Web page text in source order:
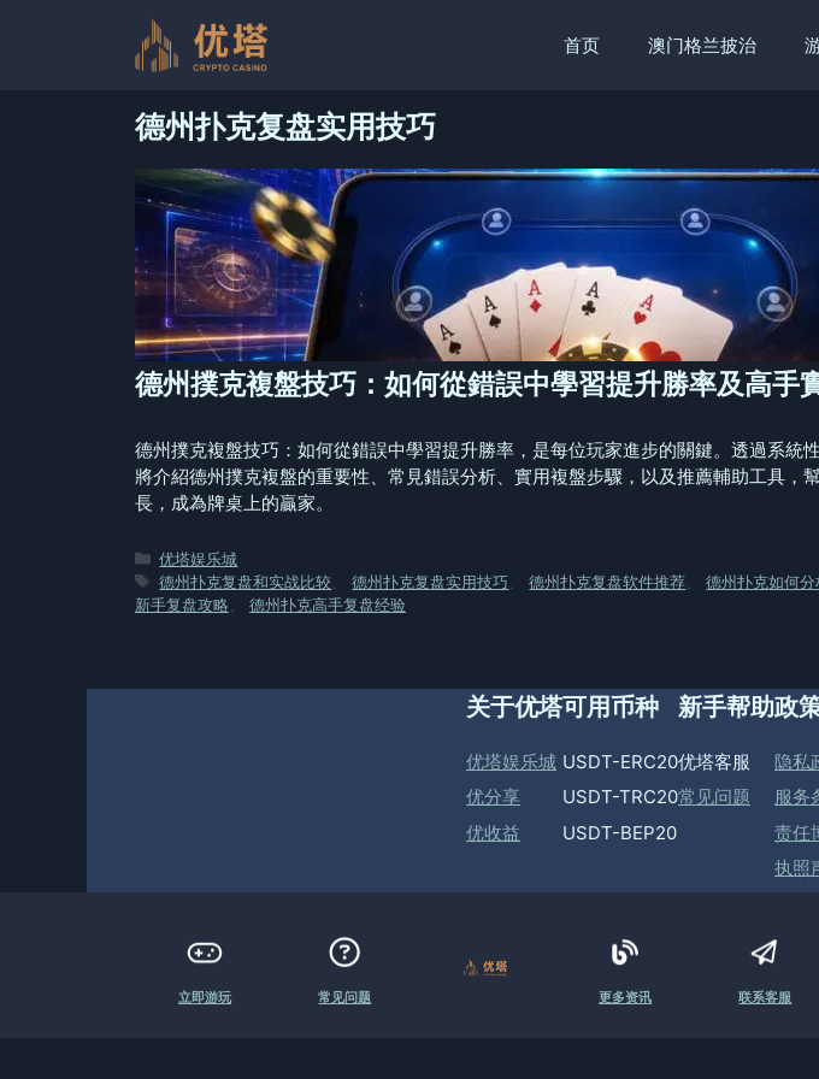
首页 澳门格兰披治
德州扑克复盘实用技巧
德州撲克複盤技巧：如何從錯誤中學習提升勝率及高手
德州撲克複盤技巧：如何從錯誤中學習提升勝率，是每位玩家進步的關鍵。透過系
將介紹德州撲克複盤的重要性、常見錯誤分析、實用複盤步驟，以及推薦輔助工具
長，成為牌桌上的贏家。
分
类
优塔娱乐城
标
签
德州扑克复盘和实战比较 、德州扑克复盘实用技巧 、德州扑克复盘软件推荐 、德州扑克如何
新手复盘攻略
德州扑克高手复盘经验
关于优塔
优塔娱乐城
优分享
优收益
可用币种
USDT-ERC20
USDT-TRC20
USDT-BEP20
新手帮助
优塔客服
常见问题
政
隐私
服务
责任
执照
立即游玩 常见问题 更多资讯 联系客服